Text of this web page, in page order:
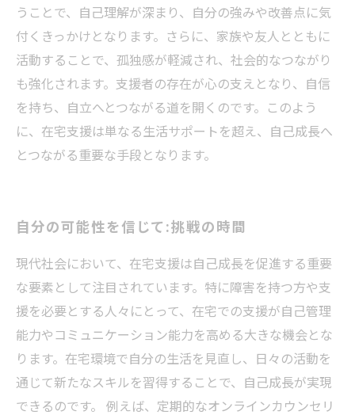
うことで、自己理解が深まり、自分の強みや改善点に気
付くきっかけとなります。さらに、家族や友人とともに
活動することで、孤独感が軽減され、社会的なつながり
も強化されます。支援者の存在が心の支えとなり、自信
を持ち、自立へとつながる道を開くのです。このよう
に、在宅支援は単なる生活サポートを超え、自己成長へ
とつながる重要な手段となります。
自分の可能性を信じて:挑戦の時間
現代社会において、在宅支援は自己成長を促進する重要
な要素として注目されています。特に障害を持つ方や支
援を必要とする人々にとって、在宅での支援が自己管理
能力やコミュニケーション能力を高める大きな機会とな
ります。在宅環境で自分の生活を見直し、日々の活動を
通じて新たなスキルを習得することで、自己成長が実現
できるのです。 例えば、定期的なオンラインカウンセリ